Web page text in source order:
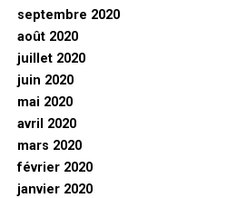
septembre 2020
août 2020
juillet 2020
juin 2020
mai 2020
avril 2020
mars 2020
février 2020
janvier 2020